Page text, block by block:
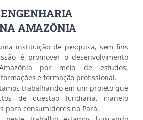
AMAZÔNIA
instituição de pesquisa, sem fins
é promover o desenvolvimento
por meio de estudos,
e formação profissional.
trabalhando em um projeto que
de questão fundiária, manejo
para consumidores no Pará.